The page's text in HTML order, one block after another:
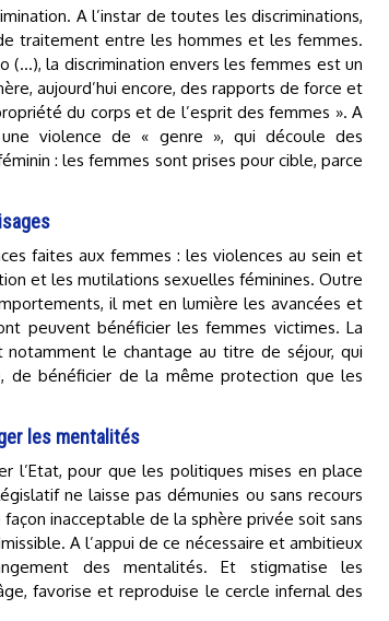
A l’instar de toutes les discriminations,
traitement entre les hommes et les femmes.
(…), la discrimination envers les femmes est un
aujourd’hui encore, des rapports de force et
du corps et de l’esprit des femmes ». A
violence de « genre », qui découle des
: les femmes sont prises pour cible, parce
faites aux femmes : les violences au sein et
et les mutilations sexuelles féminines. Outre
il met en lumière les avancées et
peuvent bénéficier les femmes victimes. La
le chantage au titre de séjour, qui
de bénéficier de la même protection que les
les mentalités
l’Etat, pour que les politiques mises en place
ne laisse pas démunies ou sans recours
inacceptable de la sphère privée soit sans
A l’appui de ce nécessaire et ambitieux
des mentalités. Et stigmatise les
favorise et reproduise le cercle infernal des